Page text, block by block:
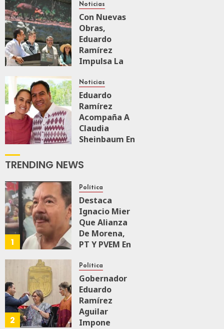
Noticias
Con Nuevas
Obras,
Eduardo
Ramírez
Impulsa La
Integral Del
ZooMAT
JULIO 28, 2026
0
122
Noticias
Eduardo
Ramírez
Acompaña A
Claudia
Sheinbaum En
De
Del Tren
Maya De
Carga
JULIO 18, 2026
0
159
TRENDING NEWS
1
Política
Destaca
Ignacio Mier
Que Alianza
De Morena,
PT Y PVEM En
Firme
AGOSTO 6, 2026
0
162
2
Política
Gobernador
Eduardo
Ramírez
Aguilar
Impone